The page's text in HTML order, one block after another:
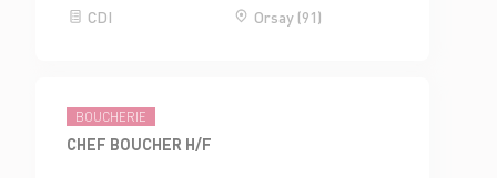
CDI Orsay (91)
BOUCHERIE
CHEF BOUCHER H/F